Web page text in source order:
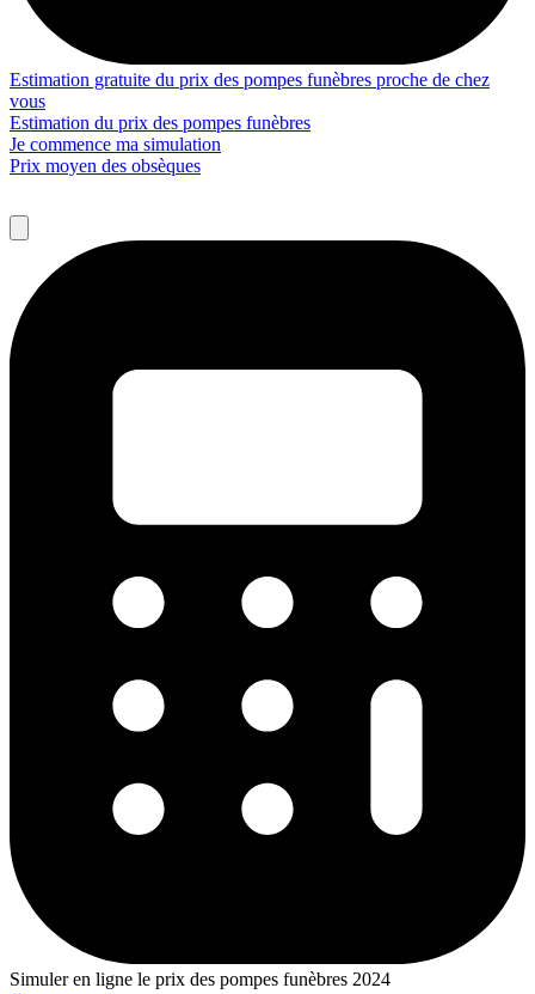
Estimation gratuite du prix des pompes funèbres proche de chez
vous
Estimation du prix des pompes funèbres
Je commence ma simulation
Prix moyen des obsèques
Simuler en ligne le prix des pompes funèbres 2024